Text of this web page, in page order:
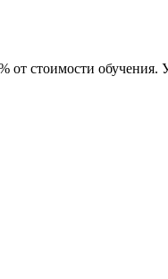
от стоимости обучения.